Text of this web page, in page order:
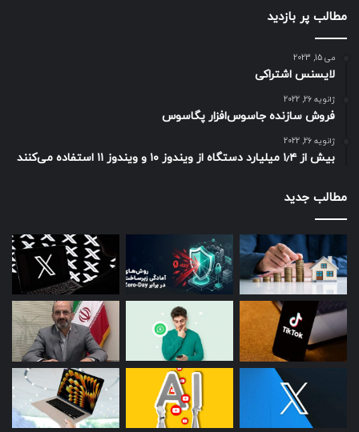
مطالب پر بازدید
می 15, 2023
لایسنس اشتراکی
ژانویه 26, 2022
فروش سازنده جاسوس‌افزار پگاسوس
ژانویه 26, 2022
بیش از ۱٫۴ میلیارد دستگاه از ویندوز ۱۰ و ویندوز ۱۱ استفاده می‌کنند
مطالب جدید